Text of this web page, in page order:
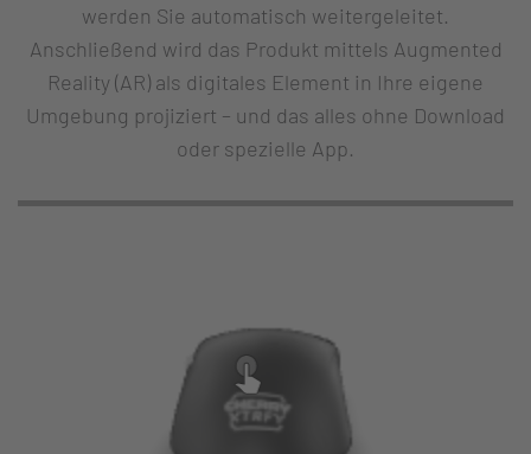
werden Sie automatisch weitergeleitet.
Anschließend wird das Produkt mittels Augmented
Reality (AR) als digitales Element in Ihre eigene
Umgebung projiziert – und das alles ohne Download
oder spezielle App.